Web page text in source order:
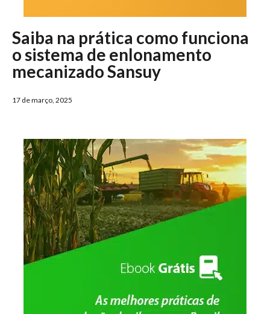
Saiba na prática como funciona
o sistema de enlonamento
mecanizado Sansuy
17 de março, 2025